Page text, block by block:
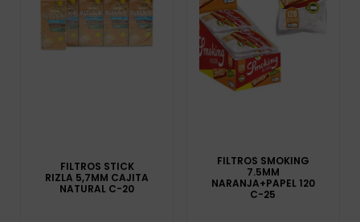
FILTROS STICK
RIZLA 5,7MM CAJITA
NATURAL C-20
FILTROS SMOKING
7.5MM
NARANJA+PAPEL 120
C-25